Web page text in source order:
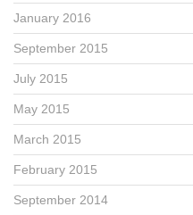
January 2016
September 2015
July 2015
May 2015
March 2015
February 2015
September 2014